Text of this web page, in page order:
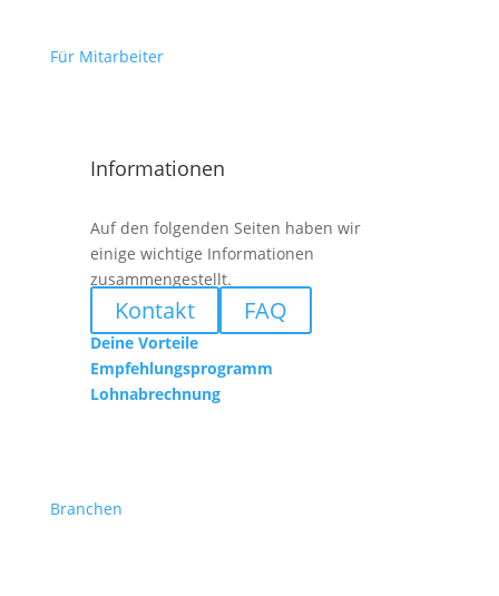
Für Mitarbeiter
Informationen
Auf den folgenden Seiten haben wir
einige wichtige Informationen
zusammengestellt.
Kontakt FAQ
Deine Vorteile
Empfehlungsprogramm
Lohnabrechnung
Branchen